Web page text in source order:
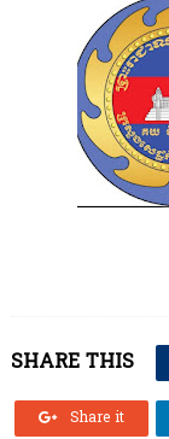
SHARE THIS
Share it